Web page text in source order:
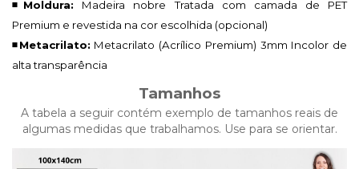
◾Moldura: Madeira nobre Tratada com camada de PET
Premium e revestida na cor escolhida (opcional)
◾Metacrilato: Metacrilato (Acrílico Premium) 3mm Incolor de
alta transparência
Tamanhos
A tabela a seguir contém exemplo de tamanhos reais de
algumas medidas que trabalhamos. Use para se orientar.